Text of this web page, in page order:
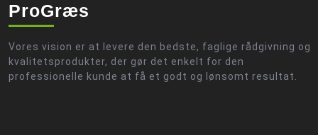
ProGræs
Vores vision er at levere den bedste, faglige rådgivning og
kvalitetsprodukter, der gør det enkelt for den
professionelle kunde at få et godt og lønsomt resultat.